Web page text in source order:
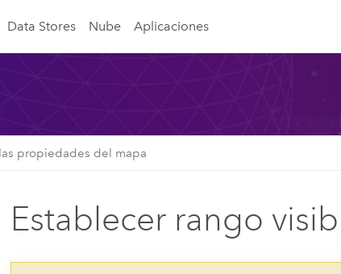
Data Stores Nube Aplicaciones
propiedades del mapa
Establecer rango